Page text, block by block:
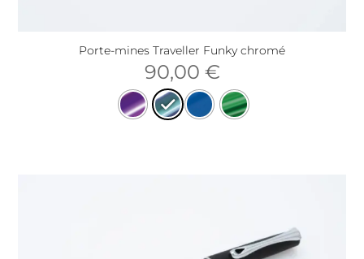
Porte-mines Traveller Funky chromé
90,00 €